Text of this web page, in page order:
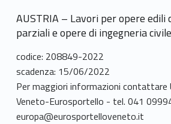
AUSTRIA – Lavori per opere edili
parziali e opere di ingegneria civile
codice: 208849-2022
scadenza: 15/06/2022
Per maggiori informazioni contattare
Veneto-Eurosportello - tel. 041
europa@eurosportelloveneto.it